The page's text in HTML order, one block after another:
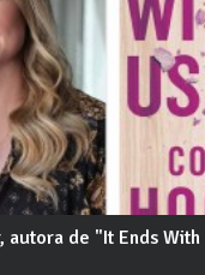
autora de "It Ends With